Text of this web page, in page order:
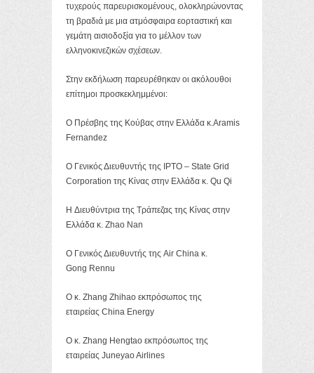
τυχερούς παρευρισκομένους, ολοκληρώνοντας
τη βραδιά με μια ατμόσφαιρα εορταστική και
γεμάτη αισιοδοξία για το μέλλον των
ελληνοκινεζικών σχέσεων.
Στην εκδήλωση παρευρέθηκαν οι ακόλουθοι
επίτημοι προσκεκλημμένοι:
O Πρέσβης της Κούβας στην Ελλάδα κ.Aramis
Fernandez
Ο Γενικός Διευθυντής της IPTO – State Grid
Corporation της Κίνας στην Ελλάδα κ. Qu Qi
H Διευθύντρια της Τράπεζας της Κίνας στην
Ελλάδα κ. Zhao Nan
O Γενικός Διευθυντής της Air China κ.
Gong Rennu
O κ. Zhang Zhihao εκπρόσωπος της
εταιρείας China Energy
Ο κ. Zhang Hengtao εκπρόσωπος της
εταιρείας Juneyao Airlines